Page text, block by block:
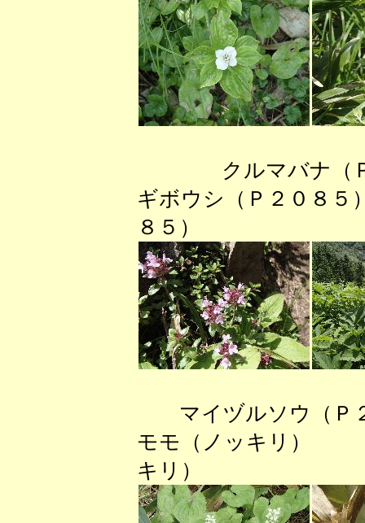
クルマバナ（
ギボウシ（Ｐ２０
８５）
マイヅルソウ
モモ（ノッキリ）
キリ）